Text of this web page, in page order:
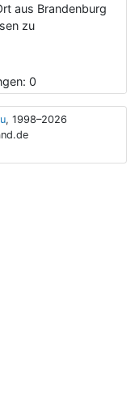
aus Brandenburg
zu
0
, 1998–2026